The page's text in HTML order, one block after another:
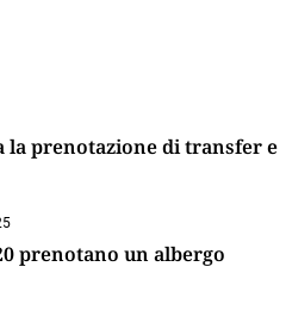
la prenotazione di transfer e
prenotano un albergo